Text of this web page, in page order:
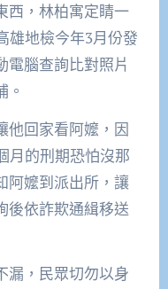
西，林柏寓定睛一
雄地檢今年3月份發
電腦查詢比對照片
。
他回家看阿嬤，因
月的刑期恐怕沒那
阿嬤到派出所，讓
後依詐欺通緝移送
漏，民眾切勿以身